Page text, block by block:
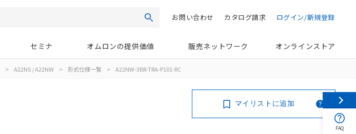
検索 ログイン/新規登録
カタログ請求
お問い合わせ
セミナ オムロンの提供価値 販売ネットワーク オンラインストア
> A22NS / A22NW > 形式仕様一覧 > A22NW-3BR-TRA-P101-RC
マイリストに追加
FAQ